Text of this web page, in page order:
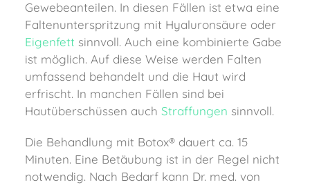
Gewebeanteilen. In diesen Fällen ist etwa eine
Faltenunterspritzung mit Hyaluronsäure oder
Eigenfett sinnvoll. Auch eine kombinierte Gabe
ist möglich. Auf diese Weise werden Falten
umfassend behandelt und die Haut wird
erfrischt. In manchen Fällen sind bei
Hautüberschüssen auch Straffungen sinnvoll.
Die Behandlung mit Botox® dauert ca. 15
Minuten. Eine Betäubung ist in der Regel nicht
notwendig. Nach Bedarf kann Dr. med. von